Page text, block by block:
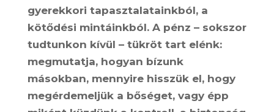
gyerekkori tapasztalatainkból, a
kötődési mintáinkból. A pénz – sokszor
tudtunkon kívül – tükröt tart elénk:
megmutatja, hogyan bízunk
másokban, mennyire hisszük el, hogy
megérdemeljük a bőséget, vagy épp